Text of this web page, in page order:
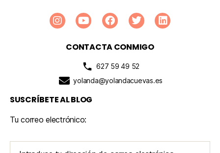
CONTACTA CONMIGO
627 59 49 52
yolanda@yolandacuevas.es
SUSCRÍBETE AL BLOG
Tu correo electrónico: